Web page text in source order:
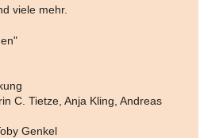
viele mehr.
C. Tietze, Anja Kling, Andreas
Genkel